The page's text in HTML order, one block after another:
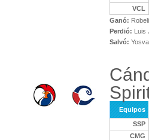
VCL
Ganó:
Perdió: Luis
Salvó:
Equipos
SSP
CMG